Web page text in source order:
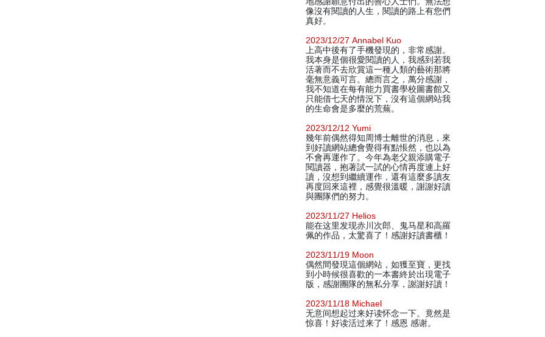
像沒有閱讀的人生，閱讀的路上有您們
真好。
2023/12/27 Annabel Kuo
上高中後有了手機發現的，非常感謝。
我本身是個很愛閱讀的人，我感到若我
活著而不去欣賞這一種人類的藝術那將
毫無意義可言。總而言之，萬分感謝，
我不知道在每有能力買書學校圖書館又
只能借七天的情況下，沒有這個網站我
的生命會是多麼的荒蕪。
2023/12/12 Yumi
幾年前偶然得知周博士離世的消息，來
到好讀網站總會覺得有點悵然，也以為
不會再運作了。今年為老父親添購電子
閱讀器，抱著試一試的心情再度連上好
讀，沒想到繼續運作，還有這麼多讀友
再度回來這裡，感覺很溫暖，謝謝好讀
與團隊們的努力。
2023/11/27 Helios
能在这里发现赤川次郎、鬼马星和高羅
佩的作品，太驚喜了！感謝好讀書櫃！
2023/11/19 Moon
偶然間發現這個網站，如獲至寶，更找
到小時候很喜歡的一本書終於出現電子
版，感謝團隊的無私分享，謝謝好讀！
2023/11/18 Michael
无意间想起过来好读怀念一下。竟然是
惊喜！好读活过来了！感恩 感谢。